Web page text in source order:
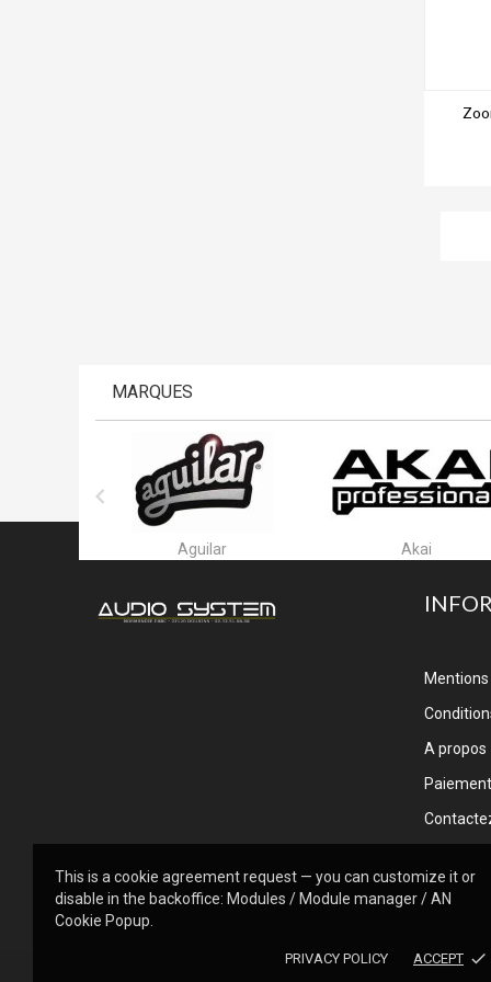
This is a cookie agreement request — you can customize it or
disable in the backoffice: Modules / Module manager / AN
Cookie Popup.
PRIVACY POLICY ACCEPT done
MARQUES

Akai Alctron
A propos